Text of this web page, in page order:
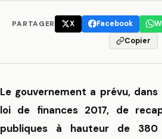
PARTAGER X Facebook
Copier
Le gouvernement a prévu,
loi de finances 2017, de
publiques à hauteur de 380